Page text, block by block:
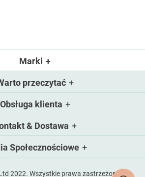
Marki
przeczytać
Obsługa klienta
& Dostawa
Społecznościowe
2022. Wszystkie prawa zastrzeżone.